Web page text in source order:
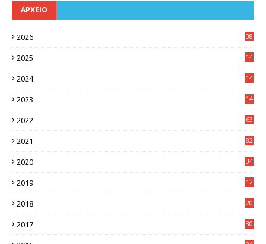
ΑΡΧΕΙΟ
2026 38
2025
14
2024
14
2023
14
2022 63
2021 82
2020 34
2019
12
2018
20
2017
30